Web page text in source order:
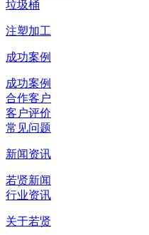
垃圾桶
注塑加工
成功案例
成功案例
合作客户
客户评价
常见问题
新闻资讯
若贤新闻
行业资讯
关于若贤